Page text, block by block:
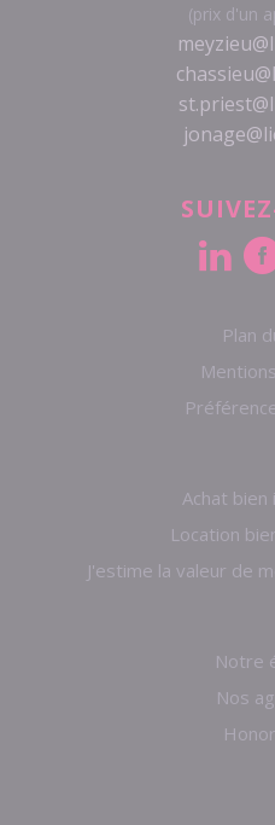
Plan
Achat bien
Location
J'estime la valeur de
Notre
Nos
(prix d'un